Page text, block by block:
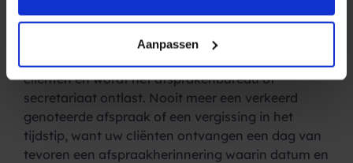
Aanpassen
ondersteunend communicatiemiddel, want met
een afspraakbevestiging of afspraakherinnering
cliënten én wordt het afsprakenbureau of
secretariaat ontlast. Nooit meer een verkeerd
genoteerde afspraak of een vergissing in het
tijdstip, want uw cliënten ontvangen een dag van
tevoren een afspraakherinnering waarin datum en